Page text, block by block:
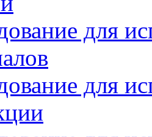
для
для